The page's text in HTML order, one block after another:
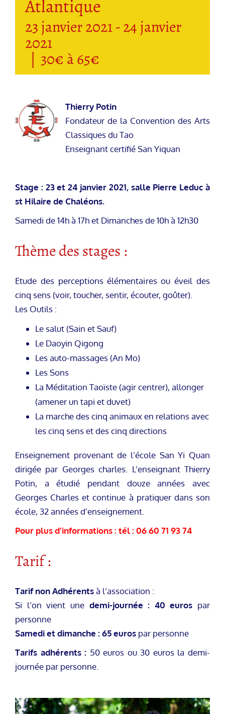
Atlantique
23 janvier 2021-24 janvier
2021
| 30€ à 65€
Thierry Potin
Fondateur de la Convention des Arts
Classiques du Tao
Enseignant certifié San Yiquan
Stage : 23 et 24 janvier 2021, salle Pierre Leduc à
st Hilaire de Chaléons.
Samedi de 14h à 17h et Dimanches de 10h à 12h30
Thème des stages :
Etude des perceptions élémentaires ou éveil des
cinq sens (voir, toucher, sentir, écouter, goûter).
Les Outils :
Le salut (Sain et Sauf)
Le Daoyin Qigong
Les auto-massages (An Mo)
Les Sons
La Méditation Taoïste (agir centrer), allonger
(amener un tapi et duvet)
La marche des cinq animaux en relations avec
les cinq sens et des cinq directions
Enseignement provenant de l’école San Yi Quan
dirigée par Georges charles. L’enseignant Thierry
Potin, a étudié pendant douze années avec
Georges Charles et continue à pratiquer dans son
école, 32 années d’enseignement.
Pour plus d’informations : tél : 06 60 71 93 74
Tarif :
Tarif non Adhérentsà l’association :
Si l’on vient une demi-journée : 40 euros par
personne
Samedi et dimanche : 65 euros par personne
Tarifs adhérents : 50 euros ou 30 euros la demi-
journée par personne.